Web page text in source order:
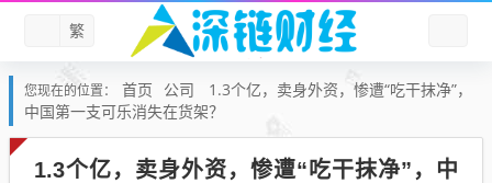
繁
您现在的位置： 首页 公司
1.3个亿，卖身外资，惨遭“吃干抹净”，
中国第一支可乐消失在货架？
1.3个亿，卖身外资，惨遭“吃干抹净”，中